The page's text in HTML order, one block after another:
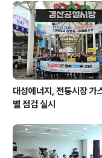
대성에너지, 전통시장 가
별 점검 실시